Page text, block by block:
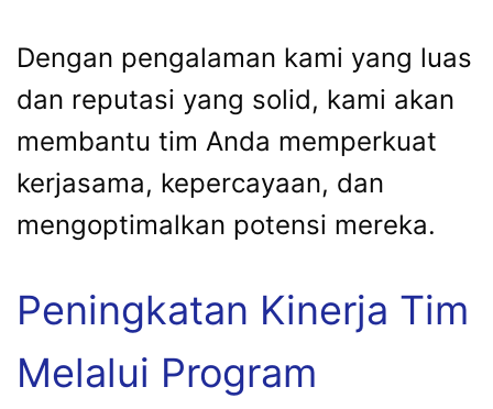
Dengan pengalaman kami yang luas
dan reputasi yang solid, kami akan
membantu tim Anda memperkuat
kerjasama, kepercayaan, dan
mengoptimalkan potensi mereka.
Peningkatan Kinerja Tim
Melalui Program